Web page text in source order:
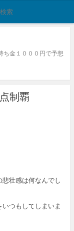
ち金１０００円で予想
制覇
壮感は何なんでし
つもしてしまいま